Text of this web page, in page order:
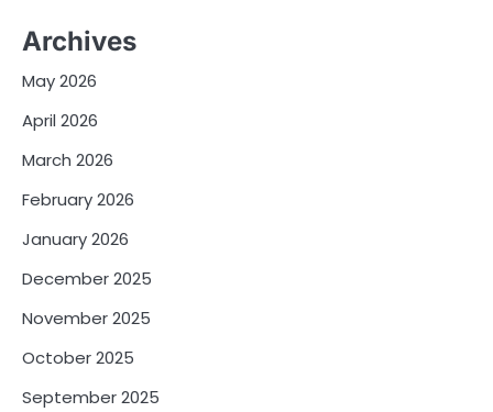
Archives
May 2026
April 2026
March 2026
February 2026
January 2026
December 2025
November 2025
October 2025
September 2025